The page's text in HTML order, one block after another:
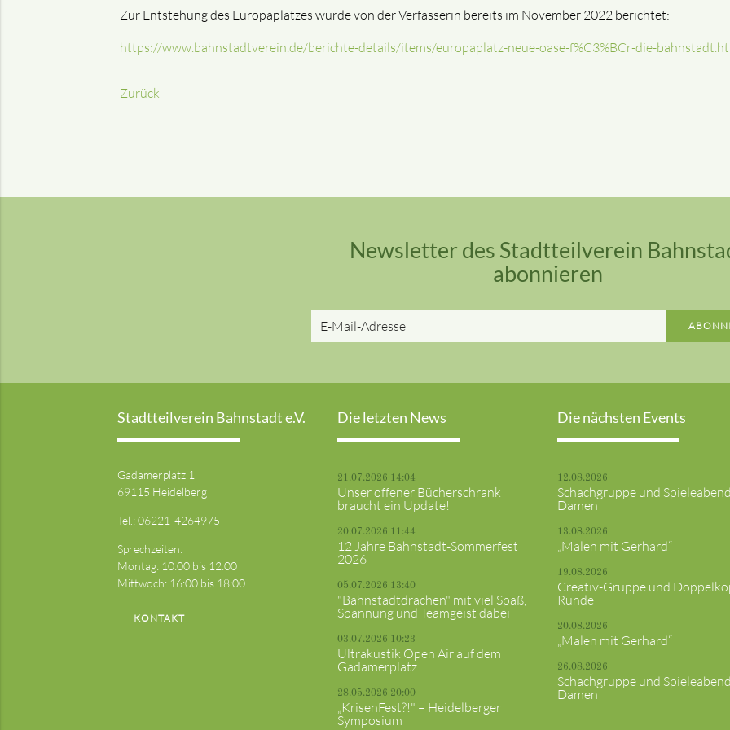
Zur Entstehung des Europaplatzes wurde von der Verfasserin bereits im November 2022 berichtet:
https://www.bahnstadtverein.de/berichte-details/items/europaplatz-neue-oase-f%C3%BCr-die-
Zurück
Newsletter des Stadtteilverein
abonnieren
Adresse
Stadtteilverein Bahnstadt e.V.
Gadamerplatz 1
69115 Heidelberg
Tel.:06221-4264975
Sprechzeiten:
Montag: 10:00 bis 12:00
Mittwoch: 16:00 bis 18:00
KONTAKT
Die letzten News
21.07.2026 14:04
Unser offener Bücherschrank
braucht ein Update!
20.07.2026 11:44
12 Jahre Bahnstadt-Sommerfest
2026
05.07.2026 13:40
"Bahnstadtdrachen" mit viel Spaß,
Spannung und Teamgeist dabei
03.07.2026 10:23
Ultrakustik Open Air auf dem
Gadamerplatz
28.05.2026 20:00
„KrisenFest?!" – Heidelberger
Symposium
Die nächsten Events
12.08.2026
Schachgruppe und Spieleabend
Damen
13.08.2026
„Malen mit Gerhard“
19.08.2026
Creativ-Gruppe und
Runde
20.08.2026
„Malen mit Gerhard“
26.08.2026
Schachgruppe und Spieleabend
Damen